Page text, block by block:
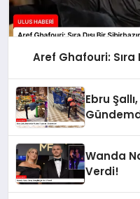
Aref Ghafouri: Sıra
Ebru
Wanda
Verdi!